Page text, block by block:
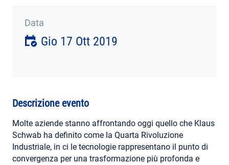
CONTATTI
Data
Gio 17 Ott 2019
Descrizione evento
Molte aziende stanno affrontando oggi quello che Klaus
Schwab ha definito come la Quarta Rivoluzione
Industriale, in ci le tecnologie rappresentano il punto di
convergenza per una trasformazione più profonda e